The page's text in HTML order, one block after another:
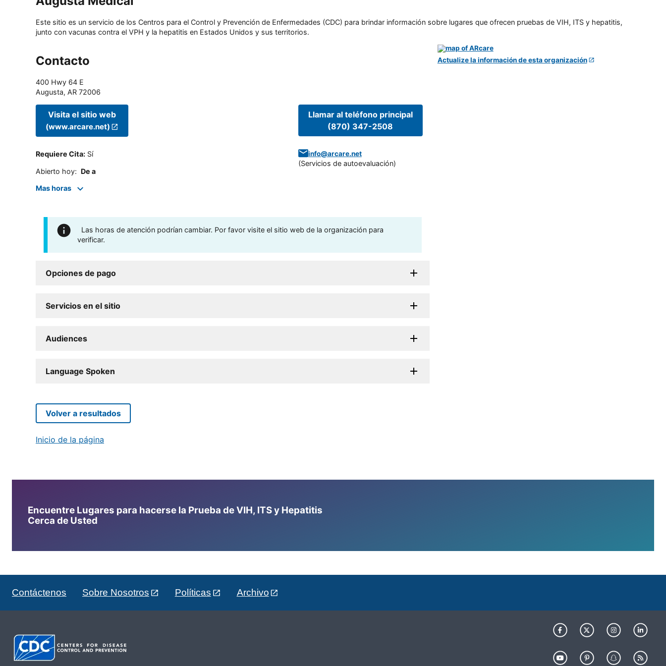
Este sitio es un servicio de los Centros para el Control y Prevención de Enfermedades (CDC) para brindar información sobre lugares que ofrecen pruebas de VIH, ITS y hepatitis,
junto con vacunas contra el VPH y la hepatitis en Estados Unidos y sus territorios.
Contacto
400 Hwy 64 E
Augusta, AR 72006
Visita el sitio web
(www.arcare.net)
Requiere Cita: Sí
Abierto hoy: De a
Mas horas
Llamar al teléfono principal
(870) 347-2508
info@arcare.net
(Servicios de autoevaluación)
Las horas de atención podrían cambiar. Por favor visite el sitio web de la organización para
verificar.
Opciones de pago
Servicios en el sitio
Audiences
Language Spoken
Actualize la información de esta organización
Volver a resultados
Inicio de la página
Encuentre Lugares para hacerse la Prueba de VIH, ITS y Hepatitis
Cerca de Usted
Contáctenos Sobre Nosotros Políticas Archivo